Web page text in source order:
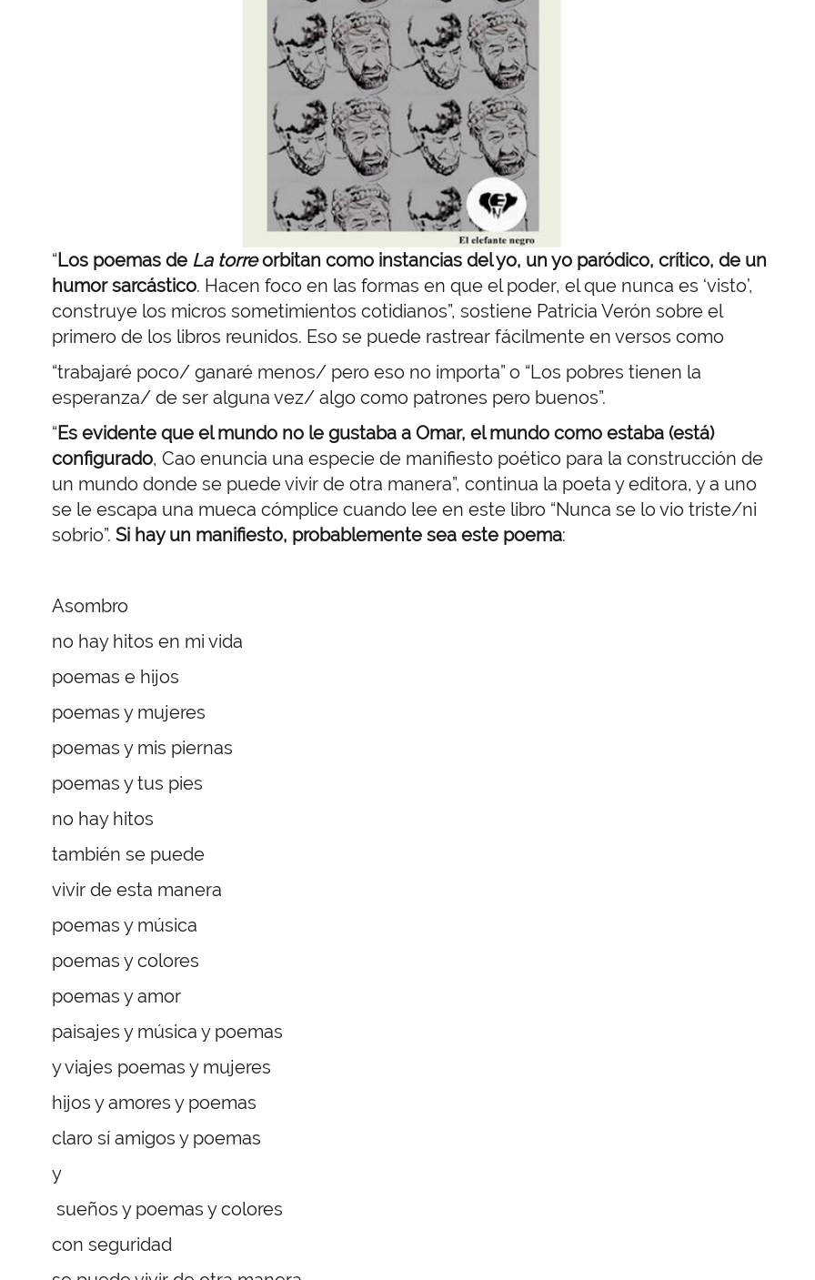
“Los poemas de La torreorbitan como instancias del yo, un yo paródico, crítico, de un
humor sarcástico. Hacen foco en las formas en que el poder, el que nunca es ‘visto’,
construye los micros sometimientos cotidianos”, sostiene Patricia Verón sobre el
primero de los libros reunidos. Eso se puede rastrear fácilmente en versos como
“trabajaré poco/ ganaré menos/ pero eso no importa” o “Los pobres tienen la
esperanza/ de ser alguna vez/ algo como patrones pero buenos”.
“Es evidente que el mundo no le gustaba a Omar, el mundo como estaba (está)
configurado, Cao enuncia una especie de manifiesto poético para la construcción de
un mundo donde se puede vivir de otra manera”, continua la poeta y editora, y a uno
se le escapa una mueca cómplice cuando lee en este libro “Nunca se lo vio triste/ni
sobrio”. Si hay un manifiesto, probablemente sea este poema:
Asombro
no hay hitos en mi vida
poemas e hijos
poemas y mujeres
poemas y mis piernas
poemas y tus pies
no hay hitos
también se puede
vivir de esta manera
poemas y música
poemas y colores
poemas y amor
paisajes y música y poemas
y viajes poemas y mujeres
hijos y amores y poemas
claro sí amigos y poemas
y
sueños y poemas y colores
con seguridad